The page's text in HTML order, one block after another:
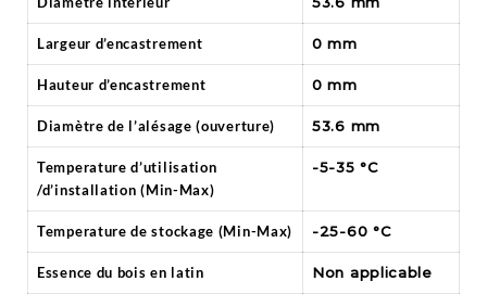
Largeur d’encastrement 0 mm
Hauteur d’encastrement 0 mm
Diamètre de l’alésage (ouverture) 53.6 mm
Temperature d’utilisation
/d’installation (Min-Max)
-5-35 °C
Temperature de stockage (Min-Max) -25-60 °C
Essence du bois en latin Non applicable